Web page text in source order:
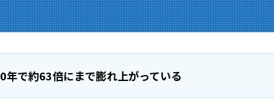
で約63倍にまで膨れ上がっている